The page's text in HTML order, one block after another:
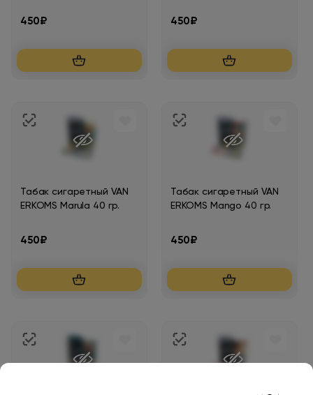
450₽ 450₽
Табак сигаретный VAN
ERKOMS Marula 40 гр.
450₽
Табак сигаретный VAN
ERKOMS Mango 40 гр.
450₽